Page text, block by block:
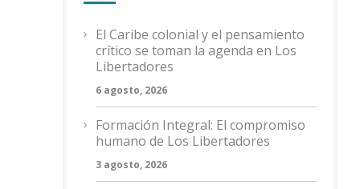
El Caribe colonial y el pensamiento
crítico se toman la agenda en Los
Libertadores
6 agosto, 2026
Formación Integral: El compromiso
humano de Los Libertadores
3 agosto, 2026